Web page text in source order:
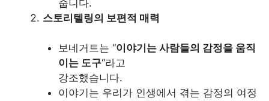
줍니다.
스토리텔링의 보편적 매력
보네거트는 “이야기는 사람들의 감정을 움직
이는 도구“라고
강조했습니다.
이야기는 우리가 인생에서 겪는 감정의 여정